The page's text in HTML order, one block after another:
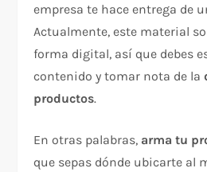
empresa te hace entrega de
Actualmente, este material
forma digital, así que debes
contenido y tomar nota de la
productos.
En otras palabras, arma tu
que sepas dónde ubicarte al